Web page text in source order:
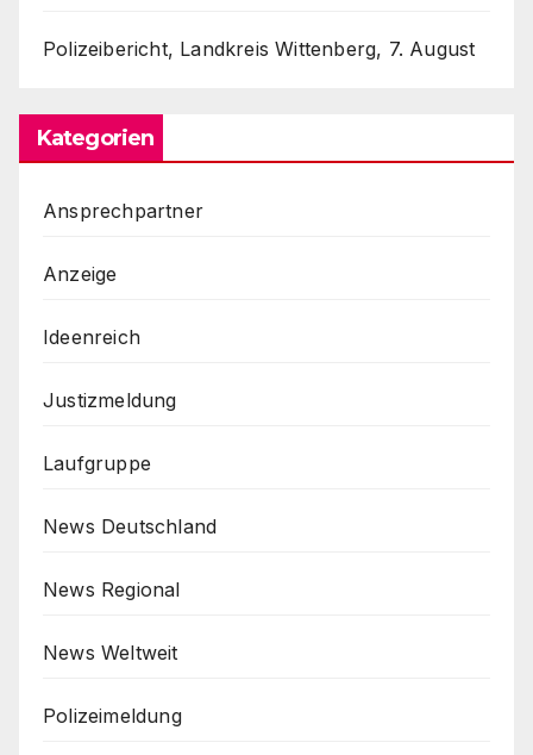
Polizeibericht, Landkreis Wittenberg, 7. August
Kategorien
Ansprechpartner
Anzeige
Ideenreich
Justizmeldung
Laufgruppe
News Deutschland
News Regional
News Weltweit
Polizeimeldung